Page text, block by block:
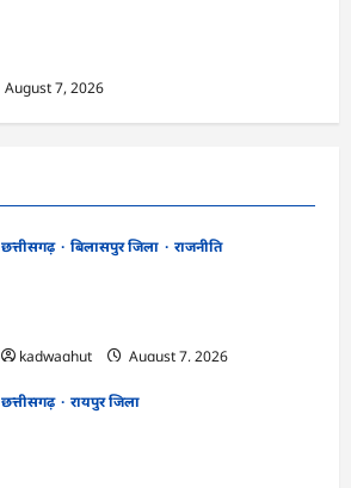
August 7, 2026
छत्तीसगढ़ बिलासपुर जिला
राजनीति
kadwaghut
August 7, 2026
छत्तीसगढ़
रायपुर जिला